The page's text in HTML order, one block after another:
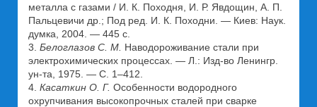
металла с газами / И. К. Походня, И. Р. Явдощин, А. П.
Пальцевичи др.; Под ред. И. К. Походни. — Киев: Наук.
думка, 2004. — 445 с.
3. Белоглазов С. М. Наводороживание стали при
электрохимических процессах. — Л.: Изд-во Ленингр.
ун-та, 1975. — С. 1–412.
4. Касаткин О. Г. Особенности водородного
охрупчивания высокопрочных сталей при сварке